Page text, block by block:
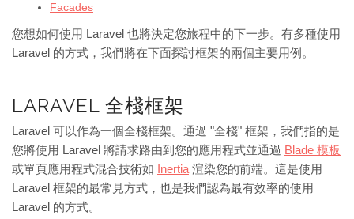
Facades
您想如何使用 Laravel 也將決定您旅程中的下一步。有多種使用
Laravel 的方式，我們將在下面探討框架的兩個主要用例。
LARAVEL 全棧框架
Laravel 可以作為一個全棧框架。通過 "全棧" 框架，我們指的是
您將使用 Laravel 將請求路由到您的應用程式並通過 Blade 模板
或單頁應用程式混合技術如
Inertia渲染您的前端。這是使用
Laravel 框架的最常見方式，也是我們認為最有效率的使用
Laravel 的方式。